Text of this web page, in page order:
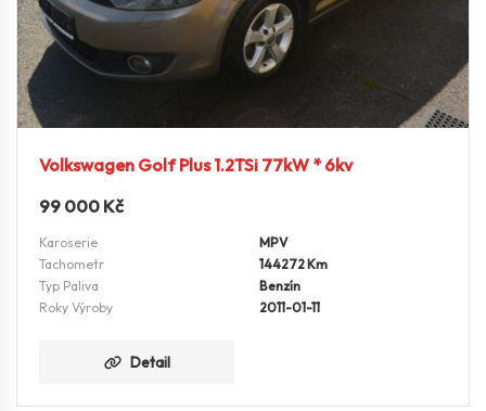
Volkswagen Golf Plus 1.2TSi 77kW * 6kv
99 000 Kč
Karoserie
MPV
Tachometr
144272 Km
Typ Paliva
Benzín
Roky Výroby
2011-01-11
Detail